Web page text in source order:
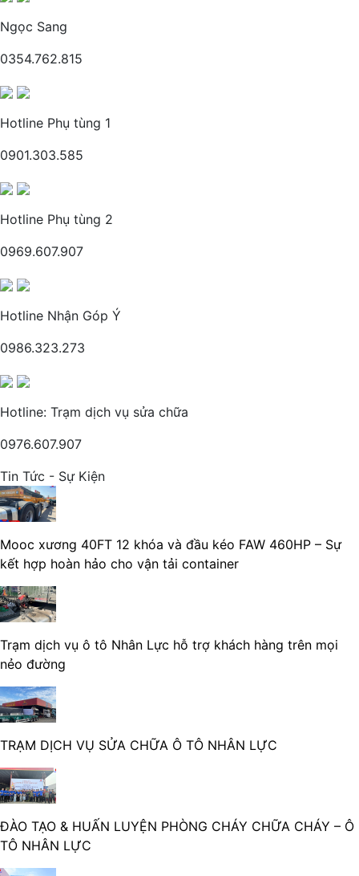
Ngọc Sang
0354.762.815
Hotline Phụ tùng 1
0901.303.585
Hotline Phụ tùng 2
0969.607.907
Hotline Nhận Góp Ý
0986.323.273
Hotline: Trạm dịch vụ sửa chữa
0976.607.907
Tin Tức - Sự Kiện
Mooc xương 40FT 12 khóa và đầu kéo FAW 460HP – Sự
kết hợp hoàn hảo cho vận tải container
Trạm dịch vụ ô tô Nhân Lực hỗ trợ khách hàng trên mọi
nẻo đường
TRẠM DỊCH VỤ SỬA CHỮA Ô TÔ NHÂN LỰC
ĐÀO TẠO & HUẤN LUYỆN PHÒNG CHÁY CHỮA CHÁY – Ô
TÔ NHÂN LỰC